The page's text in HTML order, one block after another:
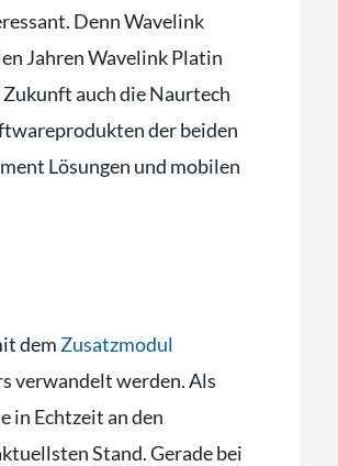
Denn Wavelink
Jahren Wavelink Platin
auch die Naurtech
der beiden
Lösungen und mobilen
dem Zusatzmodul
verwandelt werden. Als
in Echtzeit an den
Stand. Gerade bei